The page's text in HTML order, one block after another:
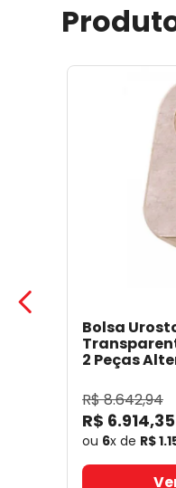
Bolsa
2 Peças
R$8.642,94
R$ 6.914,35
ou 6x de R$1.